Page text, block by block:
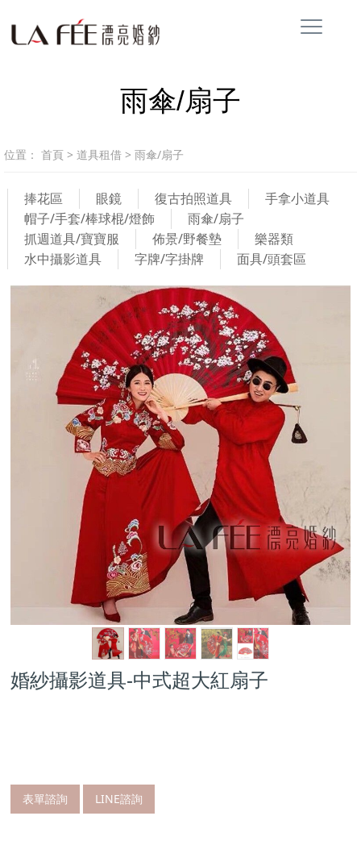
雨傘/扇子
位置： 首頁 > 道具租借 > 雨傘/扇子
捧花區 眼鏡 復古拍照道具
手拿小道具
帽子/手套/棒球棍/燈飾
雨傘/扇子
抓週道具/寶寶服
佈景/野餐墊
樂器類
水中攝影道具
字牌/字掛牌 面具/頭套區
婚紗攝影道具-中式超大紅扇子
表單諮詢 LINE諮詢